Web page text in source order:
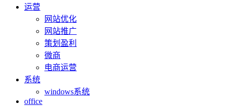
运营
网站优化
网站推广
策划盈利
微商
电商运营
系统
windows系统
office